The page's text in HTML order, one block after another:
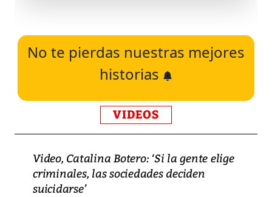
No te pierdas nuestras mejores
historias
VIDEOS
Video, Catalina Botero: ‘Si la gente elige
criminales, las sociedades deciden
suicidarse’